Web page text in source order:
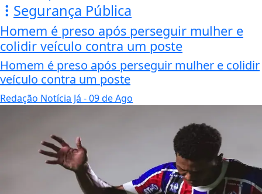
Segurança Pública
Homem é preso após perseguir mulher e
colidir veículo contra um poste
Homem é preso após perseguir mulher e colidir
veículo contra um poste
Redação Notícia Já - 09 de Ago